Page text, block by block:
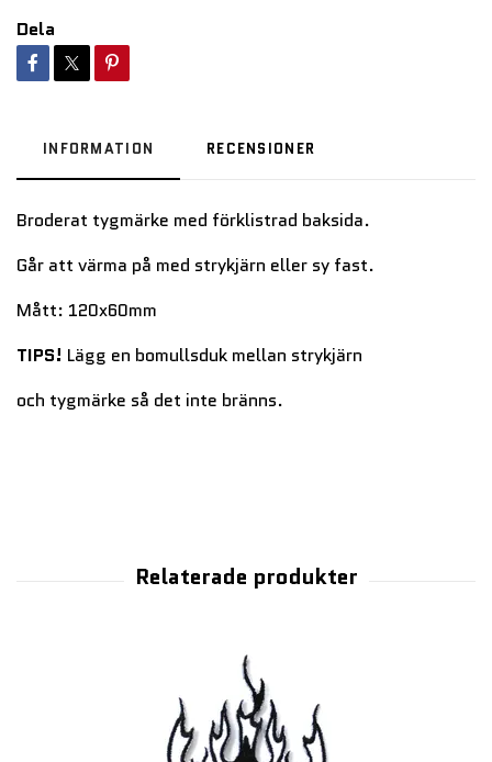
Dela
INFORMATION RECENSIONER
Broderat tygmärke med förklistrad baksida.
Går att värma på med strykjärn eller sy fast.
Mått: 120x60mm
TIPS! Lägg en bomullsduk mellan strykjärn
och tygmärke så det inte bränns.